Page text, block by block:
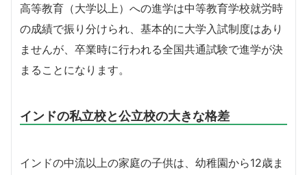
高等教育（大学以上）への進学は中等教育学校就労時
の成績で振り分けられ、基本的に大学入試制度はあり
ませんが、卒業時に行われる全国共通試験で進学が決
まることになります。
インドの私立校と公立校の大きな格差
インドの中流以上の家庭の子供は、幼稚園から12歳ま